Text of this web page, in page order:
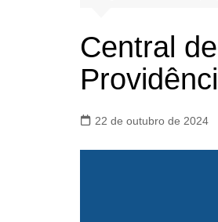
Central
22 de outubro de 2024